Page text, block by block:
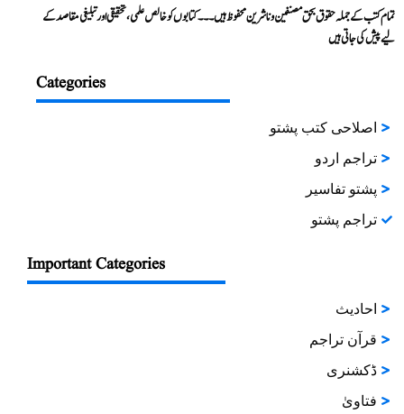
تمام کتب کے جملہ حقوق بحق مصنفین و ناشرین محفوظ ہیں۔۔۔ کتابوں کو خالص علمی، تحقیقی اور تبلیغی مقاصد کے
لیے پیش کی جاتی ہیں
Categories
اصلاحی کتب پشتو
تراجم اردو
پشتو تفاسیر
تراجم پشتو
Important Categories
احادیث
قرآن تراجم
ڈکشنری
فتاویٰ